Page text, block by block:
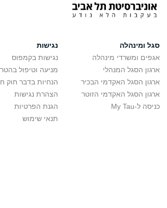
סגל ומינהלה
אגפים ומשרדי מינהלה
ארגון הסגל המנהלי
ארגון הסגל האקדמי הבכיר
ארגון הסגל האקדמי הזוטר
כניסה ל-My Tau
נגישות
נגישות בקמפוס
מניעה וטיפול
הנחיות בדבר חוק
הצהרת נגישות
הגנת הפרטיות
תנאי שימוש